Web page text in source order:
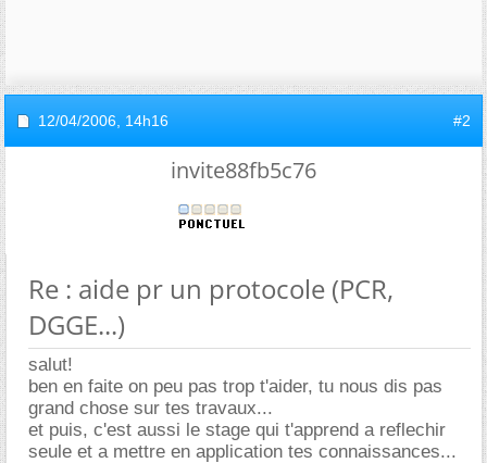
12/04/2006, 14h16 #2
invite88fb5c76
Re : aide pr un protocole (PCR,
DGGE...)
salut!
ben en faite on peu pas trop t'aider, tu nous dis pas
grand chose sur tes travaux...
et puis, c'est aussi le stage qui t'apprend a reflechir
seule et a mettre en application tes connaissances...